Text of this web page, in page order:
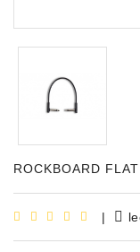
Microfoons
Versterking
Instrumenten
Shop
Bladmuziek
ROCKBOARD
|